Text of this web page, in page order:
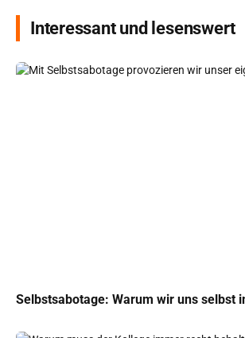
Interessant und lesenswert
Selbstsabotage: Warum wir uns selbst